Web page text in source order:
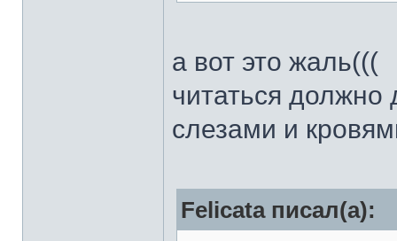
а вот это жаль(((
читаться должно
слезами и
Felicata писал(а):